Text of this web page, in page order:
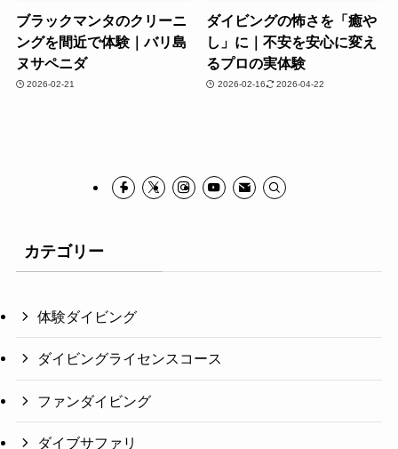
ブラックマンタのクリーニ
ングを間近で体験｜バリ島
ヌサペニダ
2026-02-21
ダイビングの怖さを「癒や
し」に｜不安を安心に変え
るプロの実体験
2026-02-16 2026-04-22
カテゴリー
体験ダイビング
ダイビングライセンスコース
ファンダイビング
ダイブサファリ